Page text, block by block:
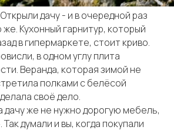
дачу - и в очередной раз
же. Кухонный гарнитур, который
в гипермаркете, стоит криво.
в одном углу плита
Веранда, которая зимой не
полками с белёсой
своё дело.
дачу же не нужно дорогую мебель,
Так думали и вы, когда покупали